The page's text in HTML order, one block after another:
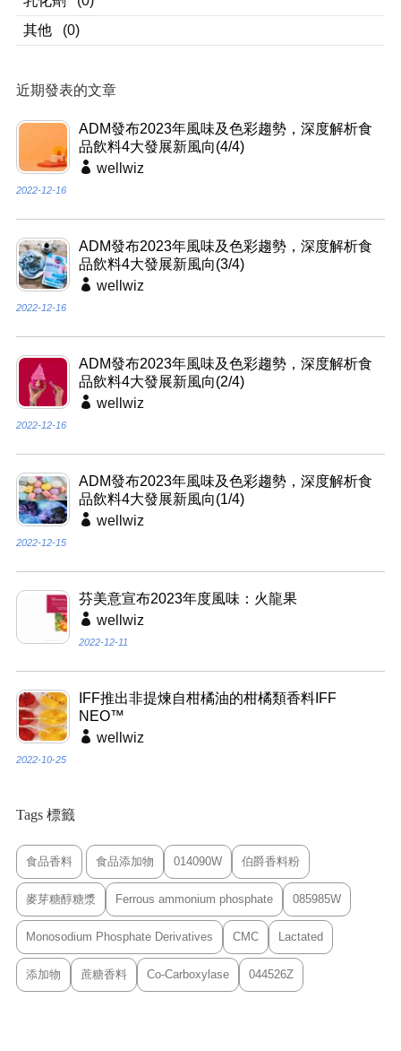
其他
(0)
近期發表的文章
ADM發布2023年風味及色彩趨勢，深度解析食
品飲料4大發展新風向(4/4)
wellwiz
2022-12-16
ADM發布2023年風味及色彩趨勢，深度解析食
品飲料4大發展新風向(3/4)
wellwiz
2022-12-16
ADM發布2023年風味及色彩趨勢，深度解析食
品飲料4大發展新風向(2/4)
wellwiz
2022-12-16
ADM發布2023年風味及色彩趨勢，深度解析食
品飲料4大發展新風向(1/4)
wellwiz
2022-12-15
芬美意宣布2023年度風味：火龍果
wellwiz
2022-12-11
IFF推出非提煉自柑橘油的柑橘類香料IFF
NEO™
wellwiz
2022-10-25
Tags 標籤
食品香料 食品添加物 014090W 伯爵香料粉
麥芽糖醇糖漿 Ferrous ammonium phosphate 085985W
Monosodium Phosphate Derivatives CMC Lactated
添加物 蔗糖香料 Co-Carboxylase 044526Z